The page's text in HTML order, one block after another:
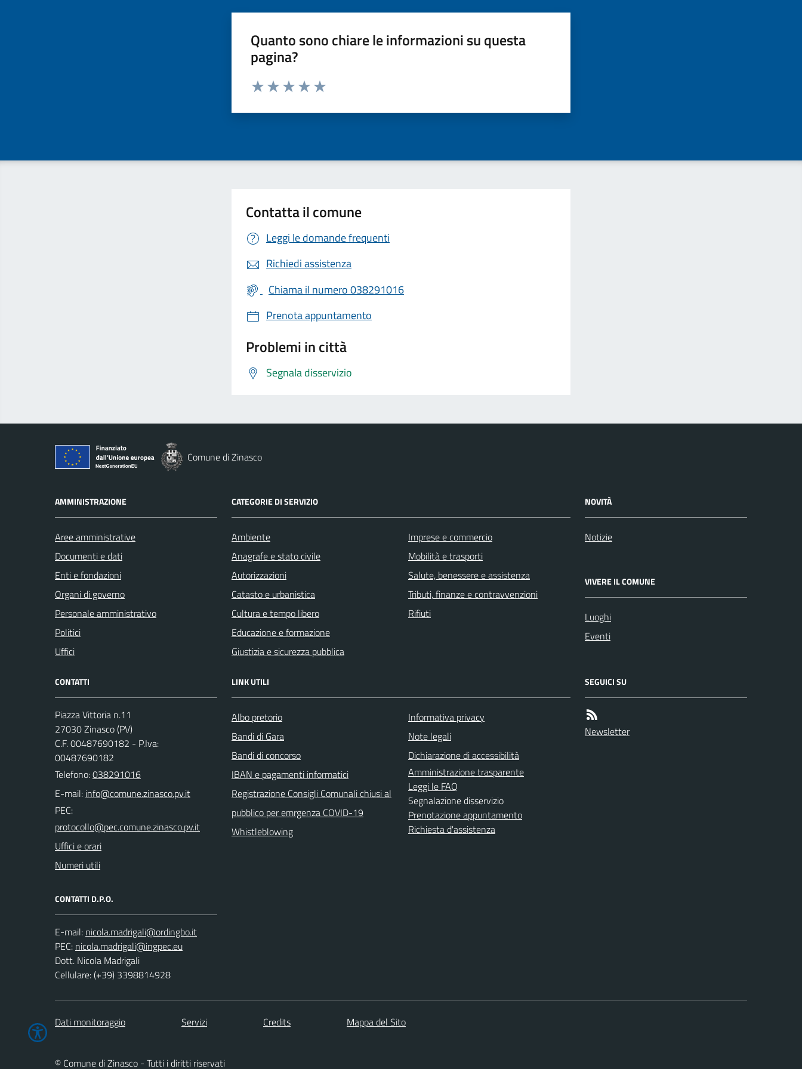
Quanto sono chiare le informazioni su questa
pagina?
Valuta da 1 a 5 stelle la pagina
Contatta il comune
Leggi le domande frequenti
Richiedi assistenza
Chiama il numero 038291016
Prenota appuntamento
Problemi in città
Segnala disservizio
Comune di Zinasco
AMMINISTRAZIONE
Aree amministrative
Documenti e dati
Enti e fondazioni
Organi di governo
Personale amministrativo
Politici
Uffici
CATEGORIE DI SERVIZIO
Ambiente
Anagrafe e stato civile
Autorizzazioni
Catasto e urbanistica
Cultura e tempo libero
Educazione e formazione
Giustizia e sicurezza pubblica
Imprese e commercio
Mobilità e trasporti
Salute, benessere e assistenza
Tributi, finanze e contravvenzioni
Rifiuti
NOVITÀ
Notizie
VIVERE IL COMUNE
Luoghi
Eventi
CONTATTI
Piazza Vittoria n.11
27030 Zinasco (PV)
C.F. 00487690182 - P.Iva:
00487690182
Telefono:038291016
E-mail:
PEC:
Uffici e orari
Numeri utili
CONTATTI D.P.O.
E-mail:
PEC:
Dott. Nicola Madrigali
Cellulare: (+39) 3398814928
LINK UTILI
Albo pretorio
Bandi di Gara
Bandi di concorso
IBAN e pagamenti informatici
Registrazione Consigli Comunali chiusi al
pubblico per emrgenza COVID-19
Whistleblowing
Informativa privacy
Note legali
Dichiarazione di accessibilità
Amministrazione trasparente
Leggi le FAQ
Segnalazione disservizio
Prenotazione appuntamento
Richiesta d'assistenza
SEGUICI SU
Newsletter
Dati monitoraggio Servizi Credits Mappa del Sito
© Comune di Zinasco - Tutti i diritti riservati